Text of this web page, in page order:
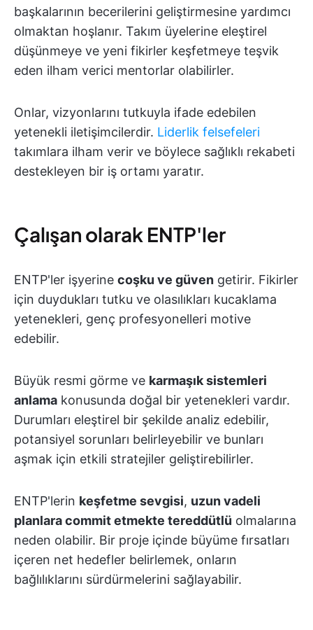
başkalarının becerilerini geliştirmesine yardımcı
olmaktan hoşlanır. Takım üyelerine eleştirel
düşünmeye ve yeni fikirler keşfetmeye teşvik
eden ilham verici mentorlar olabilirler.
Onlar, vizyonlarını tutkuyla ifade edebilen
yetenekli iletişimcilerdir. Liderlik felsefeleri
takımlara ilham verir ve böylece sağlıklı rekabeti
destekleyen bir iş ortamı yaratır.
Çalışan olarak ENTP'ler
ENTP'ler işyerine coşku ve güven getirir. Fikirler
için duydukları tutku ve olasılıkları kucaklama
yetenekleri, genç profesyonelleri motive
edebilir.
Büyük resmi görme ve karmaşık sistemleri
anlama konusunda doğal bir yetenekleri vardır.
Durumları eleştirel bir şekilde analiz edebilir,
potansiyel sorunları belirleyebilir ve bunları
aşmak için etkili stratejiler geliştirebilirler.
ENTP'lerin keşfetme sevgisi, uzun vadeli
planlara commit etmekte tereddütlü olmalarına
neden olabilir. Bir proje içinde büyüme fırsatları
içeren net hedefler belirlemek, onların
bağlılıklarını sürdürmelerini sağlayabilir.